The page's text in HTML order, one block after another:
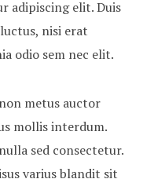
adipiscing elit. Duis
nisi erat
odio sem nec elit.
metus auctor
mollis interdum.
sed consectetur.
varius blandit sit